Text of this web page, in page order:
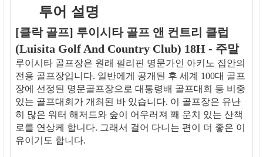
투어 설명
[클락 골프] 루이시타 골프 앤 컨트리 클럽
(Luisita Golf And Country Club) 18H - 주말
루이시타 골프장은 원래 필리핀 명문가인 아키노 집안의
전용 골프장입니다. 일반에게 공개된 후 세계 100대 골프
장에 선정된 명문골프장으로 대통령배 골프대회 등 비중
있는 골프대회가 개최된 바 있습니다. 이 골프장은 유난
히 많은 워터 해저드와 숲이 어우러져 꽤 운치 있는 산책
로를 연상케 합니다. 그래서 걸어 다니는 편이 더 좋은 이
유이기도 합니다.